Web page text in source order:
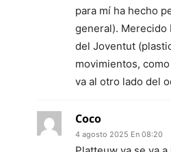
para mí ha hecho
general). Merecido
del Joventut
movimientos,
va al otro lado del
Coco
4 agosto 2025 En 08:20